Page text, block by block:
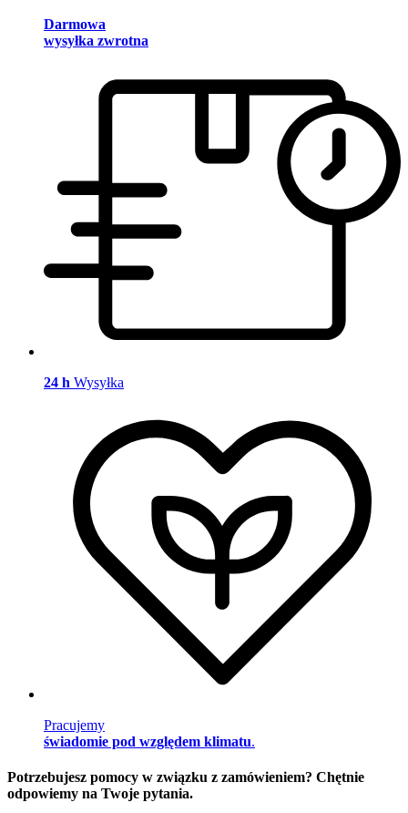
Darmowa
wysyłka zwrotna
24 h Wysyłka
Pracujemy
świadomie pod względem klimatu.
Potrzebujesz pomocy w związku z zamówieniem? Chętnie
odpowiemy na Twoje pytania.